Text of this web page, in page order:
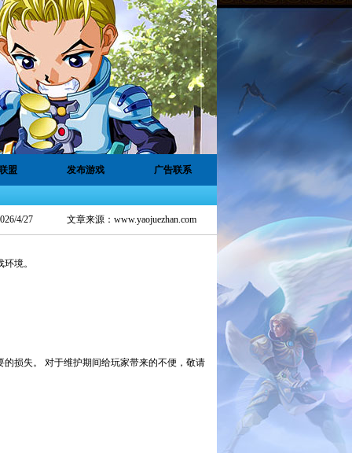
盟 发布游戏 广告联系
4/27 文章来源： www.yaojuezhan.com
境。
失。 对于维护期间给玩家带来的不便，敬请